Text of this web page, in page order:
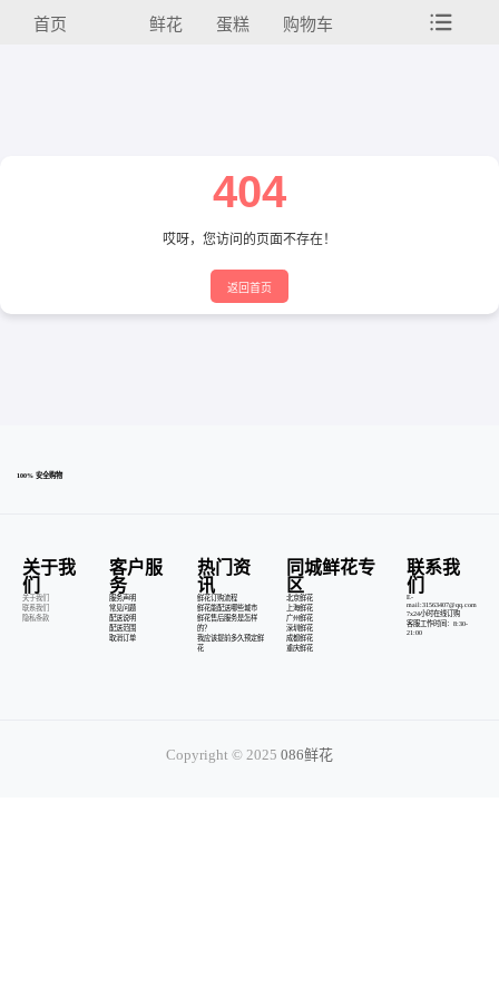
首页 鲜花 蛋糕 购物车
404
哎呀，您访问的页面不存在！
返回首页
100% 安全购物
关于我
们
关于我们
联系我们
隐私条款
客户服
务
服务声明
常见问题
配送说明
配送范围
取消订单
热门资
讯
鲜花订购流程
鲜花能配送哪些城市
鲜花售后服务是怎样
的？
我应该提前多久预定鲜
花
同城鲜花专
区
北京鲜花
上海鲜花
广州鲜花
深圳鲜花
成都鲜花
重庆鲜花
联系我
们
E-
mail:31563407@qq.com
7x24小时在线订购
客服工作时间：8:30-
21:00
Copyright © 2025 086鲜花